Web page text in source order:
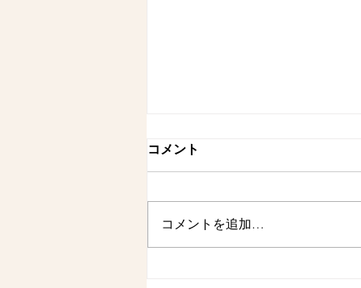
Untitled
10月出店予定です🎵 お待ちして
コメント
コメントを追加…